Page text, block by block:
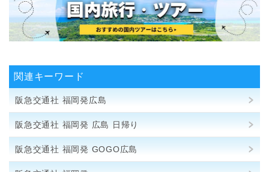
関連キーワード
阪急交通社 福岡発広島
阪急交通社 福岡発 広島 日帰り
阪急交通社 福岡発 GOGO広島